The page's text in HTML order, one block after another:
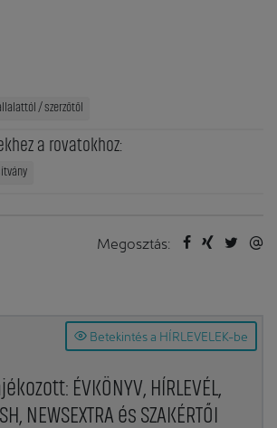
/ szerzőtől
a rovatokhoz:
Megosztás:
Betekintés a HÍRLEVELEK-be
ÉVKÖNYV, HÍRLEVÉL,
NEWSEXTRA és SZAKÉRTŐI